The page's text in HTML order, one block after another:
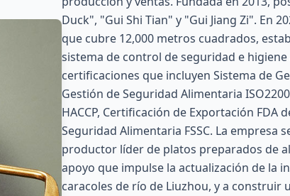
Duck", "Gui Shi Tian" y "Gui Jiang Zi". En
que cubre 12,000 metros cuadrados,
sistema de control de seguridad e
certificaciones que incluyen Sistema de
Gestión de Seguridad Alimentaria
HACCP, Certificación de Exportación FDA
Seguridad Alimentaria FSSC. La empresa
productor líder de platos preparados de
apoyo que impulse la actualización de la
caracoles de río de Liuzhou, y a construir